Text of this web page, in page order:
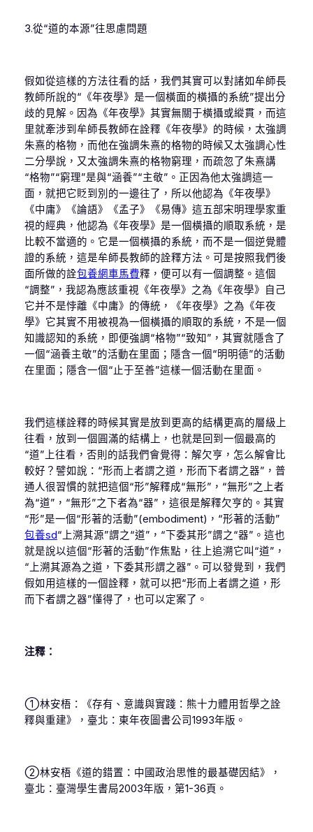
3.從“道的本源”往思慮問題
假如從這樣的方法往看的話，我們其實可以對諸如牟師長
教師所說的“《年夜學》是一個橫面的橫攝的系統”提出分
歧的見解。因為《年夜學》其實無關于橫攝或縱貫，而這
里就牽涉到牟師長教師在詮釋《年夜學》的時候，太強調
朱熹的格物，而他在強調朱熹的格物的時候又太強調心性
二分學說，又太強調朱熹的格物窮理，而疏忽了朱熹講
“格物”“窮理”是與“涵養”“主敬”。正因為他太強調這一
面，就把它貶到別的一邊往了，所以他認為《年夜學》
《中庸》《論語》《孟子》《易傳》這五部宋明理學家重
視的經典，他認為《年夜學》是一個橫攝的順取系統，是
比較不當適的。它是一個橫攝的系統，而不是一個逆覺體
證的系統，這是牟師長教師的詮釋方法。可是按照我們後
面所做的詮包養網車馬費釋，便可以有一個調整。這個
“調整”，我認為應該重視《年夜學》之為《年夜學》自己
它并不是悖離《中庸》的傳統，《年夜學》之為《年夜
學》它其實不用被視為一個橫攝的順取的系統，不是一個
知識認知的系統，即便強調“格物”“致知”，其實就隱含了
一個“涵養主敬”的活動在里面；隱含一個“明明德”的活動
在里面；隱含一個“止于至善”這樣一個活動在里面。
我們這樣詮釋的時候其實是放到更高的結構更高的層級上
往看，放到一個圓滿的結構上，也就是回到一個最高的
“道”上往看，否則的話我們會覺得：解欠亨，怎么解會比
較好？譬如說：“形而上者謂之道，形而下者謂之器”，普
通人很習慣的就把這個“形”解釋成“無形”，“無形”之上者
為“道”，“無形”之下者為“器”，這很是解釋欠亨的。其實
“形”是一個“形著的活動”(embodiment)，“形著的活動”
包養sd“上溯其源”謂之“道”，“下委其形”謂之“器”。這也
就是說以這個“形著的活動”作焦點，往上追溯它叫“道”，
“上溯其源為之道，下委其形謂之器”。可以發覺到，我們
假如用這樣的一個詮釋，就可以把“形而上者謂之道，形
而下者謂之器”懂得了，也可以定案了。
注釋：
①林安梧：《存有、意識與實踐：熊十力體用哲學之詮
釋與重建》，臺北：東年夜圖書公司1993年版。
②林安梧《道的錯置：中國政治思惟的最基礎因結》，
臺北：臺灣學生書局2003年版，第1-36頁。